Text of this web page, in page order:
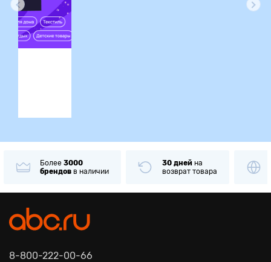
Более 3000
брендов в наличии
30 дней на
возврат товара
8-800-222-00-66